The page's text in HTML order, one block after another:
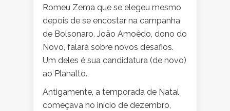
Romeu Zema que se elegeu mesmo
depois de se encostar na campanha
de Bolsonaro. João Amoêdo, dono do
Novo, falará sobre novos desafios.
Um deles é sua candidatura (de novo)
ao Planalto.
Antigamente, a temporada de Natal
começava no início de dezembro,